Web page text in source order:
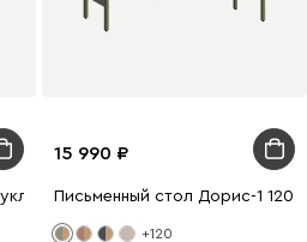
Молочный/Красный
15 990
Письменный стол Дорис-1
+120